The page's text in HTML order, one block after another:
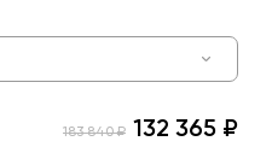
183 840 ₽ 132 365 ₽